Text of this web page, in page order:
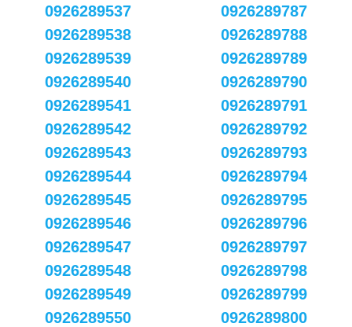
0926289537
0926289538
0926289539
0926289540
0926289541
0926289542
0926289543
0926289544
0926289545
0926289546
0926289547
0926289548
0926289549
0926289550
0926289787
0926289788
0926289789
0926289790
0926289791
0926289792
0926289793
0926289794
0926289795
0926289796
0926289797
0926289798
0926289799
0926289800